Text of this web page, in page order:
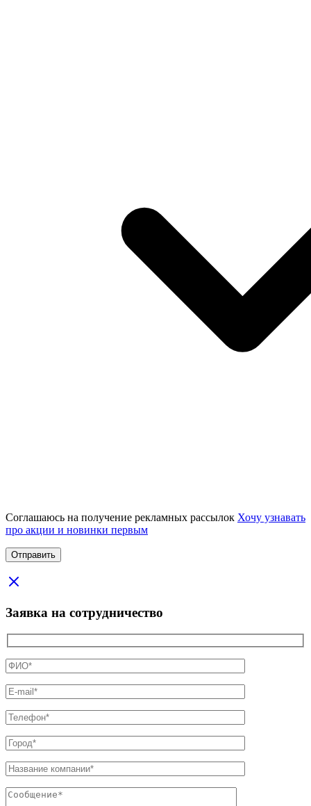
Соглашаюсь на получение рекламных рассылок Хочу узнавать
про акции и новинки первым
Заявка на сотрудничество